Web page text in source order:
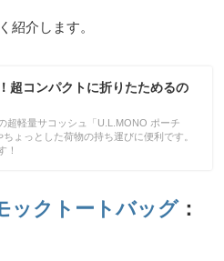
紹介します。
超コンパクトに折りたためるの
超軽量サコッシュ「U.L.MONO ポーチ
ょっとした荷物の持ち運びに便利です。
！
ックトートバッグ：